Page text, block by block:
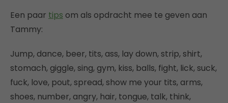
Een paar tips om als opdracht mee te geven aan
Tammy:
Jump, dance, beer, tits, ass, lay down, strip, shirt,
stomach, giggle, sing, gym, kiss, balls, fight, lick, suck,
fuck, love, pout, spread, show me your tits, arms,
shoes, number, angry, hair, tongue, talk, think,